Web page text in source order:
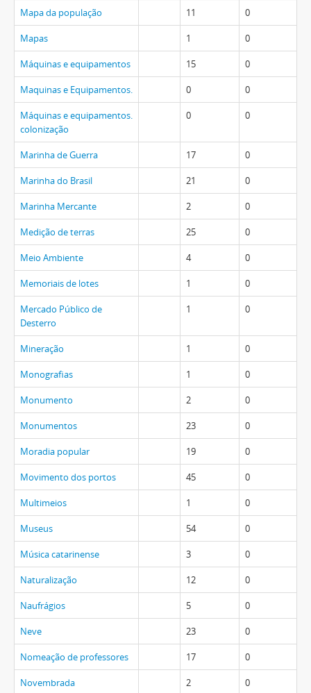
Mapa da população 11 0
Mapas 1 0
Máquinas e equipamentos 15 0
Maquinas e Equipamentos. 0 0
Máquinas e equipamentos.
colonização
0 0
Marinha de Guerra 17 0
Marinha do Brasil 21 0
Marinha Mercante 2 0
Medição de terras 25 0
Meio Ambiente 4 0
Memoriais de lotes 1 0
Mercado Público de
Desterro
1 0
Mineração 1 0
Monografias 1 0
Monumento 2 0
Monumentos 23 0
Moradia popular 19 0
Movimento dos portos 45 0
Multimeios 1 0
Museus 54 0
Música catarinense 3 0
Naturalização 12 0
Naufrágios 5 0
Neve 23 0
Nomeação de professores 17 0
Novembrada 2 0